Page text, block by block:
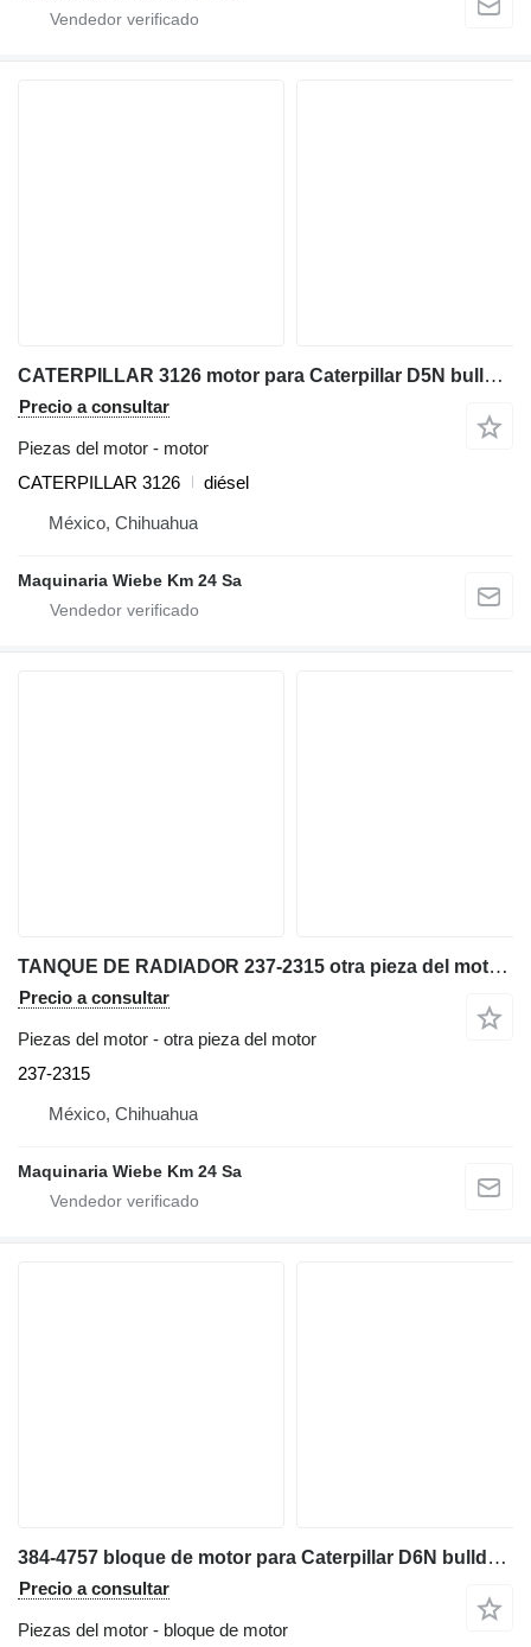
CATERPILLAR 3126 motor para Caterpillar D5N bulldozer
Precio a consultar
Piezas del motor - motor
CATERPILLAR 3126
diésel
México, Chihuahua
Maquinaria Wiebe Km 24 Sa
TANQUE DE RADIADOR 237-2315 otra pieza del motor para Caterpillar D9R,D9N,D8L bulldozer
Precio a consultar
Piezas del motor - otra pieza del motor
237-2315
México, Chihuahua
Maquinaria Wiebe Km 24 Sa
384-4757 bloque de motor para Caterpillar D6N bulldozer
Precio a consultar
Piezas del motor - bloque de motor